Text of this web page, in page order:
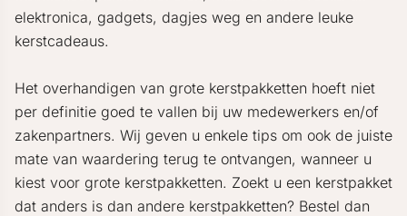
elektronica, gadgets, dagjes weg en andere leuke
kerstcadeaus.
Het overhandigen van grote kerstpakketten hoeft niet
per definitie goed te vallen bij uw medewerkers en/of
zakenpartners. Wij geven u enkele tips om ook de juiste
mate van waardering terug te ontvangen, wanneer u
kiest voor grote kerstpakketten. Zoekt u een kerstpakket
dat anders is dan andere kerstpakketten? Bestel dan